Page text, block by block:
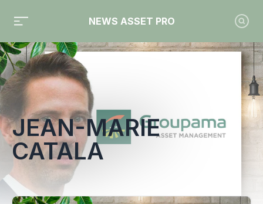
NEWS ASSET PRO
Toute l'actualité sur le tag "Jean-Marie Catala"
JEAN-MARIE
CATALA